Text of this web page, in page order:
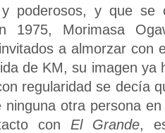
y poderosos, y que se
1975, Morimasa
a almorzar con
de KM, su imagen ya
regularidad se decía
ninguna otra persona
con El Grande,